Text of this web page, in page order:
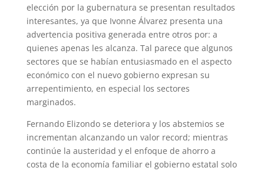
elección por la gubernatura se presentan resultados
interesantes, ya que Ivonne Álvarez presenta una
advertencia positiva generada entre otros por: a
quienes apenas les alcanza. Tal parece que algunos
sectores que se habían entusiasmado en el aspecto
económico con el nuevo gobierno expresan su
arrepentimiento, en especial los sectores
marginados.
Fernando Elizondo se deteriora y los abstemios se
incrementan alcanzando un valor record; mientras
continúe la austeridad y el enfoque de ahorro a
costa de la economía familiar el gobierno estatal solo